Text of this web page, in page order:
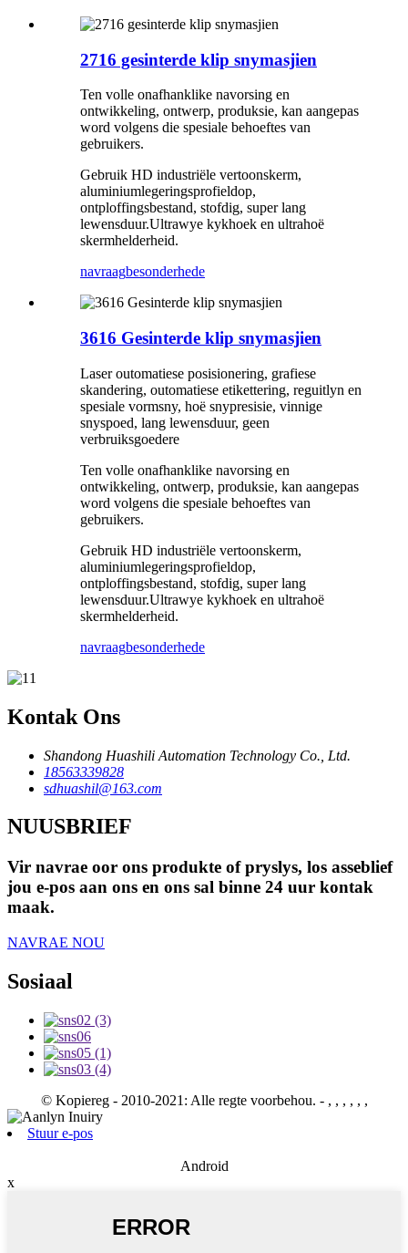
2716 gesinterde klip snymasjien
Ten volle onafhanklike navorsing en
ontwikkeling, ontwerp, produksie, kan aangepas
word volgens die spesiale behoeftes van
gebruikers.
Gebruik HD industriële vertoonskerm,
aluminiumlegeringsprofieldop,
ontploffingsbestand, stofdig, super lang
lewensduur.Ultrawye kykhoek en ultrahoë
skermhelderheid.
navraagbesonderhede
3616 Gesinterde klip snymasjien
Laser outomatiese posisionering, grafiese
skandering, outomatiese etikettering, reguitlyn en
spesiale vormsny, hoë snypresisie, vinnige
snyspoed, lang lewensduur, geen
verbruiksgoedere
Ten volle onafhanklike navorsing en
ontwikkeling, ontwerp, produksie, kan aangepas
word volgens die spesiale behoeftes van
gebruikers.
Gebruik HD industriële vertoonskerm,
aluminiumlegeringsprofieldop,
ontploffingsbestand, stofdig, super lang
lewensduur.Ultrawye kykhoek en ultrahoë
skermhelderheid.
navraagbesonderhede
Kontak Ons
Shandong Huashili Automation Technology Co., Ltd.
18563339828
sdhuashil@163.com
NUUSBRIEF
Vir navrae oor ons produkte of pryslys, los asseblief
jou e-pos aan ons en ons sal binne 24 uur kontak
maak.
NAVRAE NOU
Sosiaal
© Kopiereg - 2010-2021: Alle regte voorbehou. - , , , , , ,
Stuur e-pos
Android
x